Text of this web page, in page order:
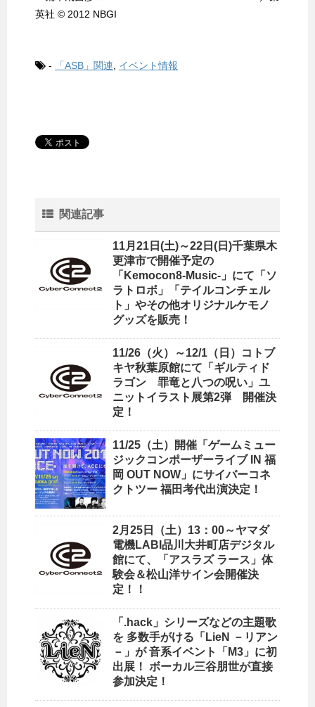
英社 © 2012 NBGI
- 「ASB」関連 イベント情報
関連記事
11月21日(土)～22日(日)千葉県木
更津市で開催予定の
「Kemocon8-Music-」にて「ソ
ラトロボ」「テイルコンチェル
ト」やその他オリジナルケモノ
グッズを販売！
11/26（火）～12/1（日）コトブ
キヤ秋葉原館にて「ギルティド
ラゴン 罪竜と八つの呪い」ユ
ニットイラスト展第2弾 開催決
定！
11/25（土）開催「ゲームミュー
ジックコンポーザーライブ IN 福
岡 OUT NOW」にサイバーコネ
クトツー 福田考代出演決定！
2月25日（土）13：00～ヤマダ
電機LABI品川大井町店デジタル
館にて、「アスラズ ラース」体
験会＆松山洋サイン会開催決
定！！
「.hack」シリーズなどの主題歌
を 多数手がける「LieN －リアン
－」が 音系イベント「M3」に初
出展！ ボーカル三谷朋世が直接
参加決定！